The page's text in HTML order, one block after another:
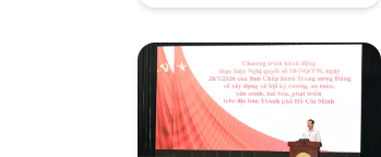
Chí Minh do đồng chí Huỳnh
Phó Chủ tịch HĐND Thành phố
làm Trưởng đoàn, đã liên tục
thực địa tại các "mắt xích" cung
ứng trọng điểm: xuyên đêm
khảo sát Chợ đầu mối nông sản